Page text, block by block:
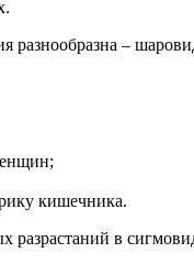
–
кишечника.
разрастаний в